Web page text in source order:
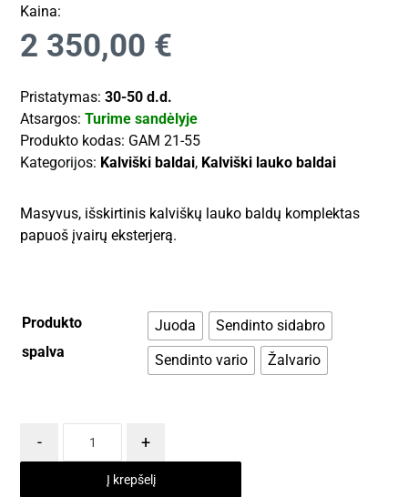
Kaina:
2 350,00 €
Pristatymas:30-50 d.d.
Atsargos:Turime sandėlyje
Produkto kodas: GAM 21-55
Kategorijos: Kalviški baldai, Kalviški lauko baldai
Masyvus, išskirtinis kalviškų lauko baldų komplektas
papuoš įvairų eksterjerą.
Produkto
spalva
Juoda
Sendinto sidabro
Sendinto vario
Žalvario
- +
Į krepšelį